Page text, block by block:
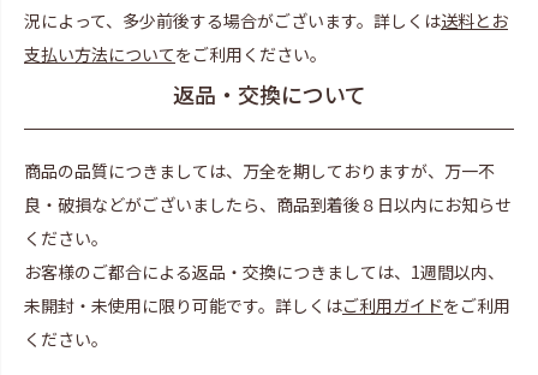
況によって、多少前後する場合がございます。詳しくは送料とお
支払い方法についてをご利用ください。
返品・交換について
商品の品質につきましては、万全を期しておりますが、万一不
良・破損などがございましたら、商品到着後８日以内にお知らせ
ください。
お客様のご都合による返品・交換につきましては、1週間以内、
未開封・未使用に限り可能です。詳しくはご利用ガイドをご利用
ください。